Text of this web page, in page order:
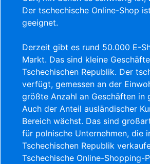
Der tschechische Online-Shop
geeignet.
Derzeit gibt es rund 50.000 E-
Markt. Das sind kleine
Tschechischen Republik. Der
verfügt, gemessen an der
größte Anzahl an Geschäften in
Auch der Anteil ausländischer
Bereich wächst. Das sind
für polnische Unternehmen, die
Tschechischen Republik
Tschechische Online-Shopping-